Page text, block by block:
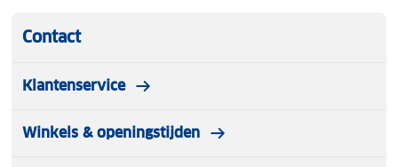
Contact
Klantenservice
Winkels & openingstijden